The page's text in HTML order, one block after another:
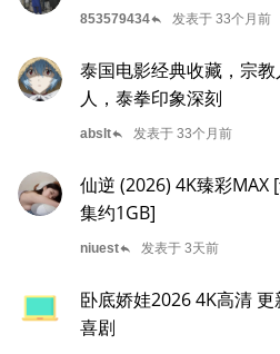
853579434reply 发表于 33个月前
泰国电影经典收藏，宗
人，泰拳印象深刻
absltreply 发表于 33个月前
仙逆 (2026) 4K臻彩MAX [动作/动画/奇幻/古装] [单
集约1GB]
niuestreply 发表于 3天前
卧底娇娃2026 4K高清
喜剧